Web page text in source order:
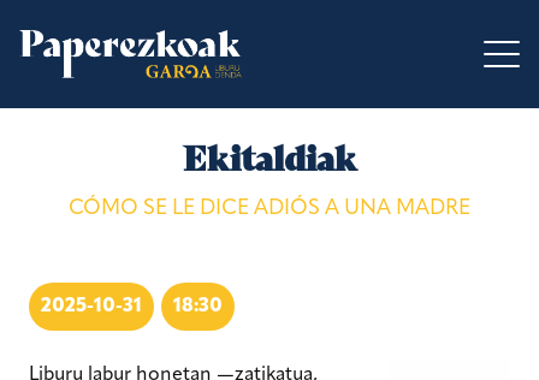
Ekitaldiak
CÓMO SE LE DICE ADIÓS A UNA MADRE
2025-10-31 18:30
Liburu labur honetan —zatikatua,